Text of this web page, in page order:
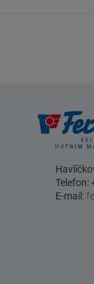
Telefon:
E-mail: